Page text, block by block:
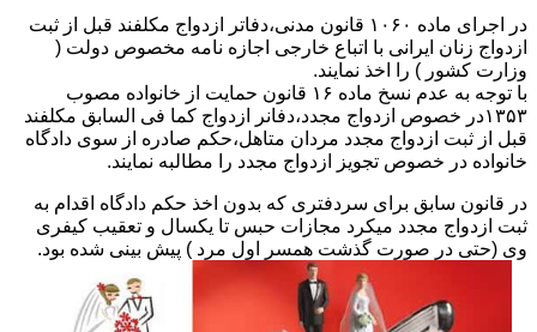
در اجرای ماده ۱۰۶۰ قانون مدنی،دفاتر ازدواج مکلفند قبل از ثبت
ازدواج زنان ایرانی با اتباع خارجی اجازه نامه مخصوص دولت (
وزارت کشور ) را اخذ نمایند.
با توجه به عدم نسخ ماده ۱۶ قانون حمایت از خانواده مصوب
۱۳۵۳در خصوص ازدواج مجدد،دفانر ازدواج کما فی السابق مکلفند
قبل از ثبت ازدواج مجدد مردان متاهل،حکم صادره از سوی دادگاه
خانواده در خصوص تجویز ازدواج مجدد را مطالبه نمایند.
در قانون سابق برای سردفتری که بدون اخذ حکم دادگاه اقدام به
ثبت ازدواج مجدد میکرد مجازات حبس تا یکسال و تعقیب کیفری
وی (حتی در صورت گذشت همسر اول مرد ) پیش بینی شده بود.